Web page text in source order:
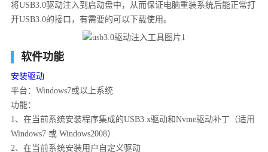
将USB3.0驱动注入到启动盘中，从而保证电脑重装系统后能正常打
开USB3.0的接口，有需要的可以下载使用。
软件功能
安装驱动
平台：Windows7或以上系统
功能：
1、在当前系统安装程序集成的USB3.x驱动和Nvme驱动补丁（适用
Windows7 或 Windows2008）
2、在当前系统安装用户自定义驱动